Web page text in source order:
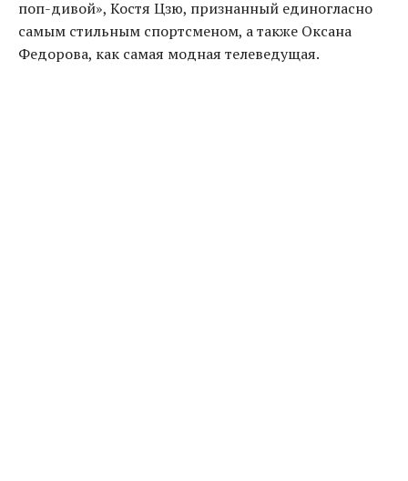
поп-дивой», Костя Цзю, признанный единогласно
самым стильным спортсменом, а также Оксана
Федорова, как самая модная телеведущая.